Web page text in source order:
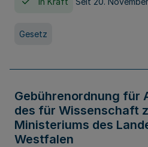
Gesetz
Gebührenordnung für
des für Wissenschaft
Ministeriums des
Westfalen